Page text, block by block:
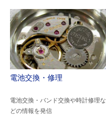
電池交換・修理
電池交換・バンド交換や時計修理な
どの情報を発信